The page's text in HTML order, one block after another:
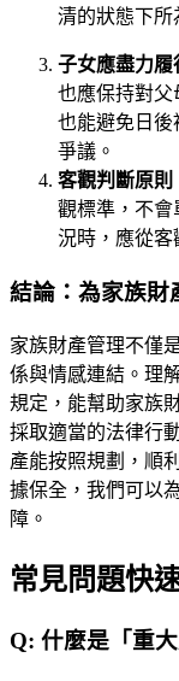
清的狀態下所
子女應盡力履
也應保持對父
也能避免日後
爭議。
客觀判斷原則
觀標準，不會
況時，應從客
結論：為家族財
家族財產管理不僅
係與情感連結。理
規定，能幫助家族
採取適當的法律行
產能按照規劃，順
據保全，我們可以
障。
常見問題快
Q: 什麼是「重